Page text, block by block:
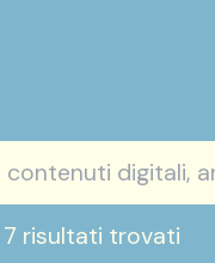
7 risultati trovati